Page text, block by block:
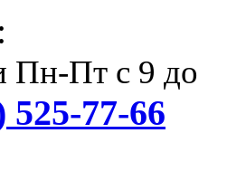
Пн-Пт с 9 до
525-77-66